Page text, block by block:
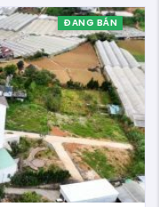
ĐANG BÁN